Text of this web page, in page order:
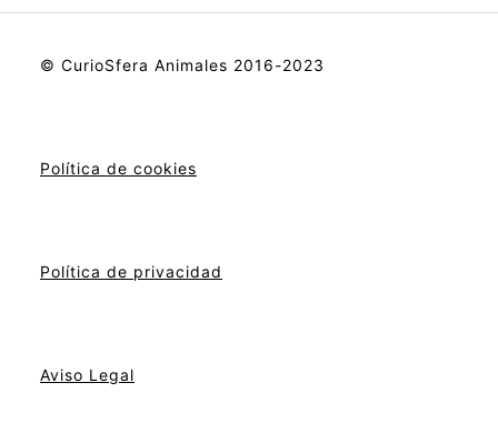
© CurioSfera Animales 2016-2023
Política de cookies
Política de privacidad
Aviso Legal